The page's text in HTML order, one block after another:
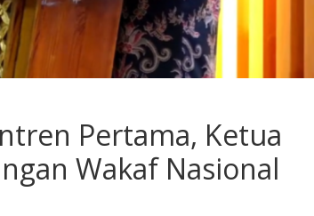
Pertama, Ketua
Wakaf Nasional